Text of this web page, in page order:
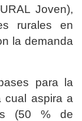
Joven),
rurales en
la demanda
para la
cual aspira a
(50 % de